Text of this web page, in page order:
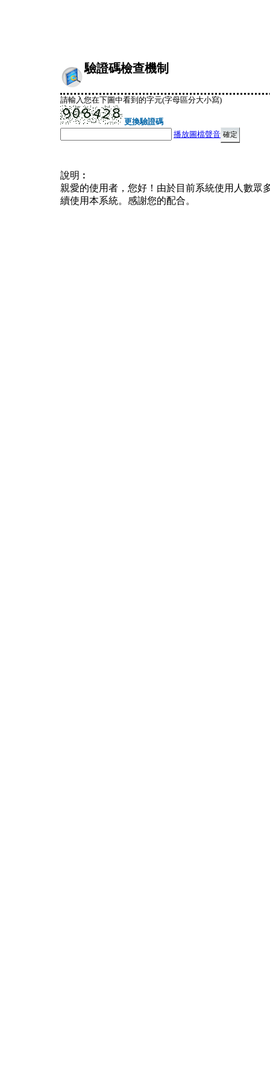
驗證碼檢查機制
請輸入您在下圖中看到的字元(字母區分大小寫)
更換驗證碼
播放圖檔聲音
說明︰
親愛的使用者，您好！由於目前系統使用人數眾
續使用本系統。感謝您的配合。